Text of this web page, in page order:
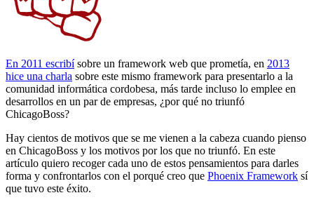
En 2011 escribísobre un framework web que prometía, en 2013
hice una charla sobre este mismo framework para presentarlo a la
comunidad informática cordobesa, más tarde incluso lo emplee en
desarrollos en un par de empresas, ¿por qué no triunfó
ChicagoBoss?
Hay cientos de motivos que se me vienen a la cabeza cuando pienso
en ChicagoBoss y los motivos por los que no triunfó. En este
artículo quiero recoger cada uno de estos pensamientos para darles
forma y confrontarlos con el porqué creo que Phoenix Framework sí
que tuvo este éxito.